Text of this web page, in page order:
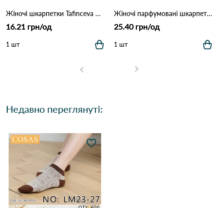
Жіночі шкарпетки Tafinceva DFB9 Різні кольори
16.21 грн/од
1 шт
Жіночі парфумовані шкарпетки ЛАСТІВКА з модалу (Опт) 140-3 Білий
25.40 грн/од
1 шт
Недавно переглянуті: